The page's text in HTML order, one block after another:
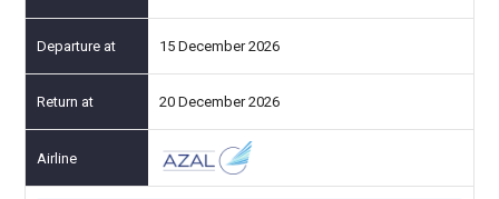
15 December 2026
20 December 2026